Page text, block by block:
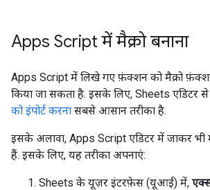
Apps Script में मैक्रो बनाना
Apps Script में लिखे गए फ़ंक्शन को मैक्रो
किया जा सकता है. इसके लिए, Sheets एडिटर से
को इंपोर्ट करना सबसे आसान तरीका है.
इसके अलावा, Apps Script एडिटर में जाकर भी
हैं. इसके लिए, यह तरीका अपनाएं:
Sheets के यूज़र इंटरफ़ेस (यूआई) में,